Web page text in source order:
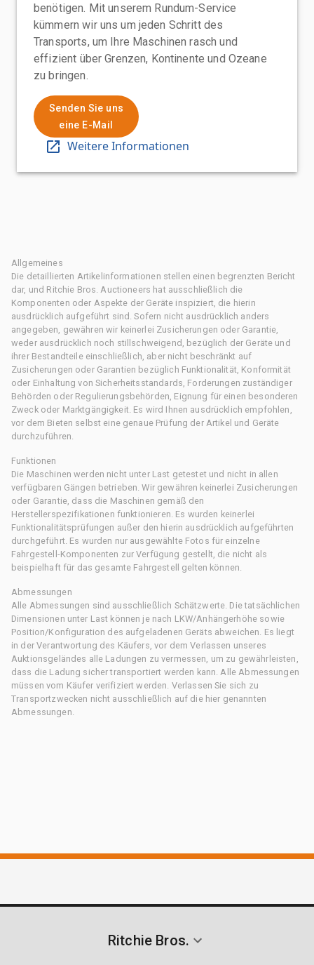
benötigen. Mit unserem Rundum-Service
kümmern wir uns um jeden Schritt des
Transports, um Ihre Maschinen rasch und
effizient über Grenzen, Kontinente und Ozeane
zu bringen.
Senden Sie uns
eine E-Mail
Weitere Informationen
Allgemeines
Die detaillierten Artikelinformationen stellen einen begrenzten Bericht
dar, und Ritchie Bros. Auctioneers hat ausschließlich die
Komponenten oder Aspekte der Geräte inspiziert, die hierin
ausdrücklich aufgeführt sind. Sofern nicht ausdrücklich anders
angegeben, gewähren wir keinerlei Zusicherungen oder Garantie,
weder ausdrücklich noch stillschweigend, bezüglich der Geräte und
ihrer Bestandteile einschließlich, aber nicht beschränkt auf
Zusicherungen oder Garantien bezüglich Funktionalität, Konformität
oder Einhaltung von Sicherheitsstandards, Forderungen zuständiger
Behörden oder Regulierungsbehörden, Eignung für einen besonderen
Zweck oder Marktgängigkeit. Es wird Ihnen ausdrücklich empfohlen,
vor dem Bieten selbst eine genaue Prüfung der Artikel und Geräte
durchzuführen.
Funktionen
Die Maschinen werden nicht unter Last getestet und nicht in allen
verfügbaren Gängen betrieben. Wir gewähren keinerlei Zusicherungen
oder Garantie, dass die Maschinen gemäß den
Herstellerspezifikationen funktionieren. Es wurden keinerlei
Funktionalitätsprüfungen außer den hierin ausdrücklich aufgeführten
durchgeführt. Es wurden nur ausgewählte Fotos für einzelne
Fahrgestell-Komponenten zur Verfügung gestellt, die nicht als
beispielhaft für das gesamte Fahrgestell gelten können.
Abmessungen
Alle Abmessungen sind ausschließlich Schätzwerte. Die tatsächlichen
Dimensionen unter Last können je nach LKW/Anhängerhöhe sowie
Position/Konfiguration des aufgeladenen Geräts abweichen. Es liegt
in der Verantwortung des Käufers, vor dem Verlassen unseres
Auktionsgeländes alle Ladungen zu vermessen, um zu gewährleisten,
dass die Ladung sicher transportiert werden kann. Alle Abmessungen
müssen vom Käufer verifiziert werden. Verlassen Sie sich zu
Transportzwecken nicht ausschließlich auf die hier genannten
Abmessungen.
Ritchie Bros.